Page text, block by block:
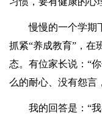
慢慢的一个学期
抓紧“养成教育”，在
态。有位家长说：“
么的耐心、没有怨言
我的回答是：“